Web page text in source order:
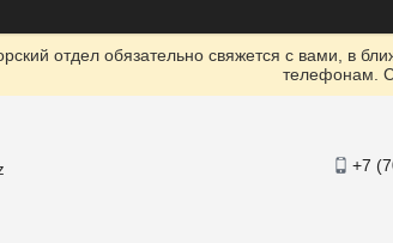
отдел обязательно свяжется с вами, в
телефонам.
+7